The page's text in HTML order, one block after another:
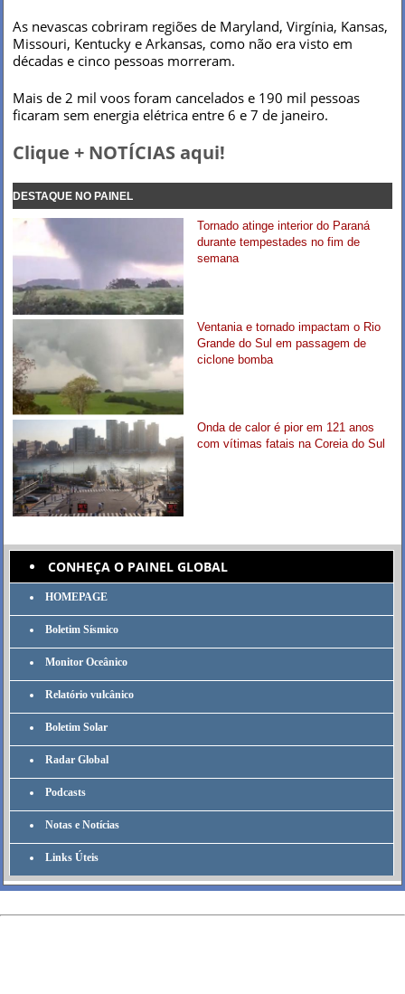
As nevascas cobriram regiões de Maryland, Virgínia, Kansas,
Missouri, Kentucky e Arkansas, como não era visto em
décadas e cinco pessoas morreram.
Mais de 2 mil voos foram cancelados e 190 mil pessoas
ficaram sem energia elétrica entre 6 e 7 de janeiro.
Clique + NOTÍCIAS aqui!
DESTAQUE NO PAINEL
Tornado atinge interior do Paraná
durante tempestades no fim de
semana
Ventania e tornado impactam o Rio
Grande do Sul em passagem de
ciclone bomba
Onda de calor é pior em 121 anos
com vítimas fatais na Coreia do Sul
CONHEÇA O PAINEL GLOBAL
HOMEPAGE
Boletim Sísmico
Monitor Oceânico
Relatório vulcânico
Boletim Solar
Radar Global
Podcasts
Notas e Notícias
Links Úteis